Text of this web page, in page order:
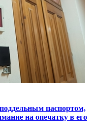
паспортом,
на опечатку в его